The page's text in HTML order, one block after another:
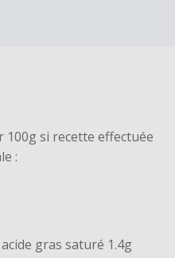
si recette effectuée
:
gras saturé 1.4g